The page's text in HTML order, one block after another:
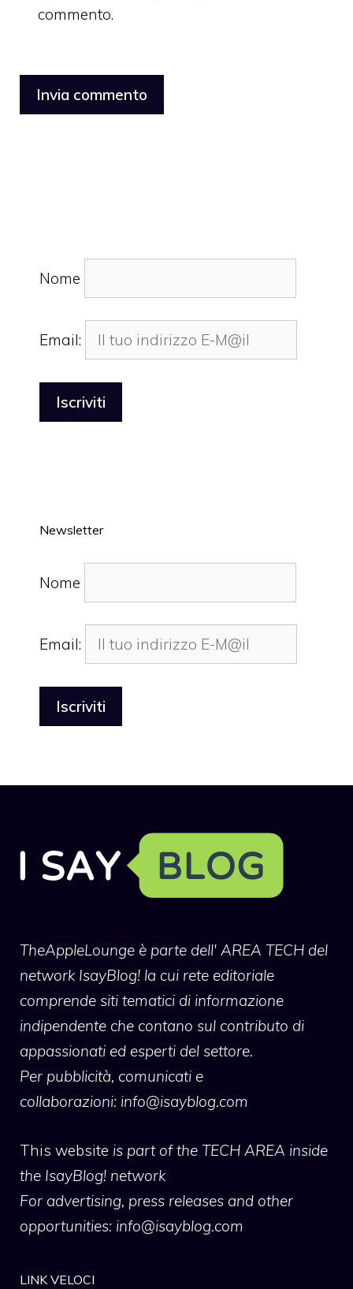
commento.
Nome
Email:
Newsletter
Nome
Email:
TheAppleLounge è parte dell' AREA TECH del
network IsayBlog! la cui rete editoriale
comprende siti tematici di informazione
indipendente che contano sul contributo di
appassionati ed esperti del settore.
Per pubblicità, comunicati e
collaborazioni: info@isayblog.com
This website is part of the TECH AREA inside
the IsayBlog! network
For advertising, press releases and other
opportunities: info@isayblog.com
LINK VELOCI